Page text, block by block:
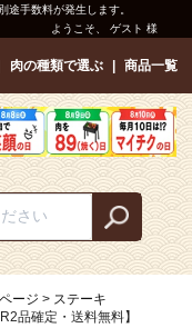
途手数料が発生します。
ようこそ、 ゲスト 様
肉の種類で選ぶ 商品一覧
ージ
ステーキ
品確定・送料無料】